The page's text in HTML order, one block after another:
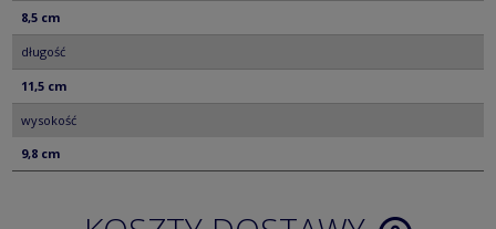
8,5 cm
długość
11,5 cm
wysokość
9,8 cm